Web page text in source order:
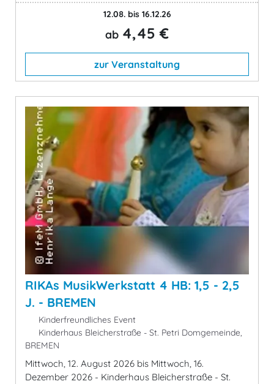
12.08. bis 16.12.26
ab 4,45 €
zur Veranstaltung
RIKAs MusikWerkstatt 4 HB: 1,5 - 2,5
J. - BREMEN
Kinderfreundliches Event
Kinderhaus Bleicherstraße - St. Petri Domgemeinde,
BREMEN
Mittwoch, 12. August 2026 bis Mittwoch, 16.
Dezember 2026 - Kinderhaus Bleicherstraße - St.